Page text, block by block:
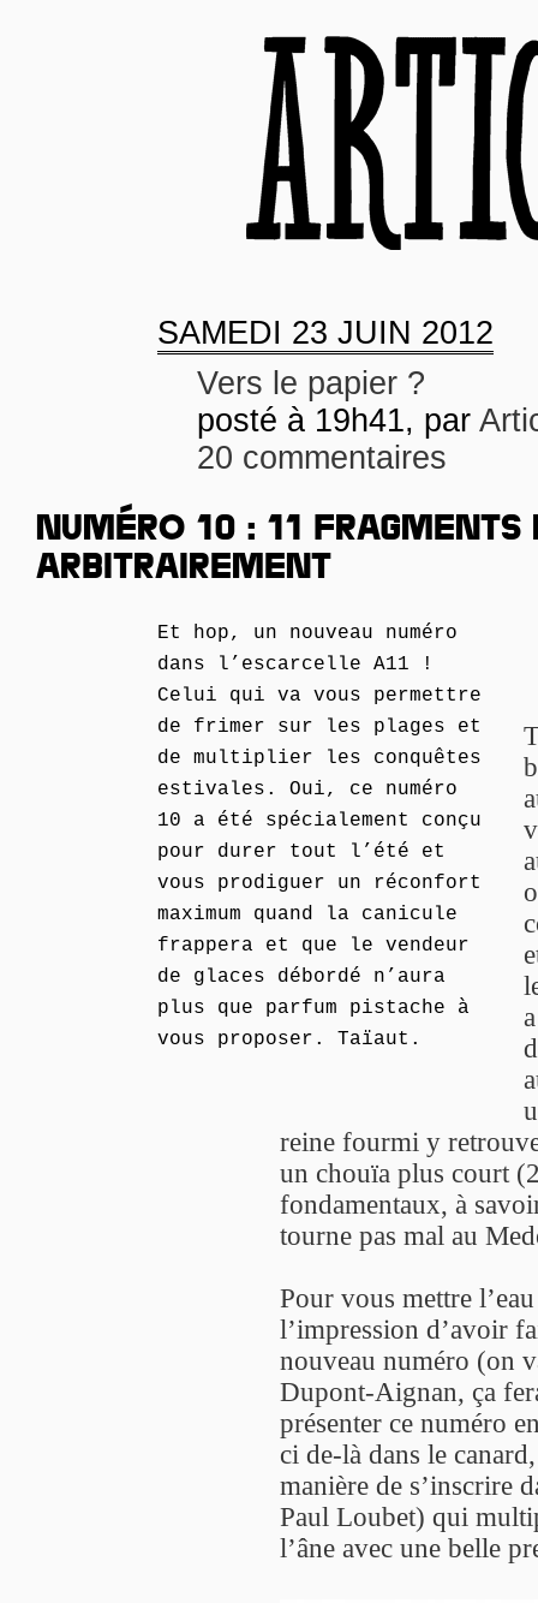
SAMEDI 23 JUIN 2012
Vers le papier ?
posté à 19h41, par
20 commentaires
NUMÉRO 10 : 11 FRAGMENTS
ARBITRAIREMENT
Et hop, un nouveau numéro
dans l’escarcelle A11 !
Celui qui va vous permettre
de frimer sur les plages et
de multiplier les conquêtes
estivales. Oui, ce numéro
10 a été spécialement conçu
pour durer tout l’été et
vous prodiguer un réconfort
maximum quand la canicule
frappera et que le vendeur
de glaces débordé n’aura
plus que parfum pistache à
vous proposer. Taïaut.
reine fourmi y
un chouïa plus court
fondamentaux, à
tourne pas mal au
Pour vous mettre
l’impression d’avoir
nouveau numéro (on
Dupont-Aignan, ça
présenter ce numéro
ci de-là dans le
manière de s’inscrire
Paul Loubet) qui
l’âne avec une belle